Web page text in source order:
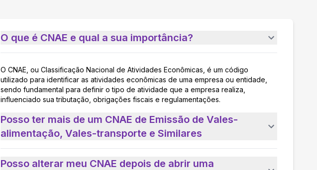
O que é CNAE e qual a sua importância?
O CNAE, ou Classificação Nacional de Atividades Econômicas, é um código
utilizado para identificar as atividades econômicas de uma empresa ou entidade,
sendo fundamental para definir o tipo de atividade que a empresa realiza,
influenciado sua tributação, obrigações fiscais e regulamentações.
Posso ter mais de um CNAE de Emissão de Vales-
alimentação, Vales-transporte e Similares
Posso alterar meu CNAE depois de abrir uma